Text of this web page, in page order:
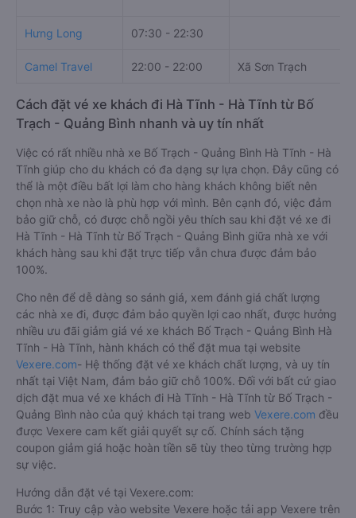
Hưng Long 07:30 - 22:30
Camel Travel 22:00 - 22:00 Xã Sơn Trạch
Cách đặt vé xe khách đi Hà Tĩnh - Hà Tĩnh từ Bố
Trạch - Quảng Bình nhanh và uy tín nhất
Việc có rất nhiều nhà xe Bố Trạch - Quảng Bình Hà Tĩnh - Hà
Tĩnh giúp cho du khách có đa dạng sự lựa chọn. Đây cũng có
thể là một điều bất lợi làm cho hàng khách không biết nên
chọn nhà xe nào là phù hợp với mình. Bên cạnh đó, việc đảm
bảo giữ chỗ, có được chỗ ngồi yêu thích sau khi đặt vé xe đi
Hà Tĩnh - Hà Tĩnh từ Bố Trạch - Quảng Bình giữa nhà xe với
khách hàng sau khi đặt trực tiếp vẫn chưa được đảm bảo
100%.
Cho nên để dễ dàng so sánh giá, xem đánh giá chất lượng
các nhà xe đi, được đảm bảo quyền lợi cao nhất, được hưởng
nhiều ưu đãi giảm giá vé xe khách Bố Trạch - Quảng Bình Hà
Tĩnh - Hà Tĩnh, hành khách có thể đặt mua tại website
Vexere.com- Hệ thống đặt vé xe khách chất lượng, và uy tín
nhất tại Việt Nam, đảm bảo giữ chỗ 100%. Đối với bất cứ giao
dịch đặt mua vé xe khách đi Hà Tĩnh - Hà Tĩnh từ Bố Trạch -
Quảng Bình nào của quý khách tại trang web Vexere.com đều
được Vexere cam kết giải quyết sự cố. Chính sách tặng
coupon giảm giá hoặc hoàn tiền sẽ tùy theo từng trường hợp
sự việc.
Hướng dẫn đặt vé tại Vexere.com:
Bước 1: Truy cập vào website Vexere hoặc tải app Vexere trên